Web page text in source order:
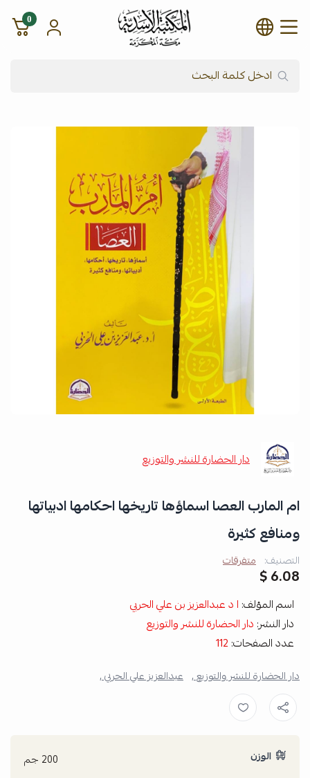
شركة المكتبة الأسدية للنشر
0
دار الحضارة للنشر والتوزيع
ام المارب العصا اسماؤها تاريخها احكامها ادبياتها
ومنافع كثيرة
التصنيف: متفرقات
6.08 $
اسم المؤلف: ا د عبدالعزيز بن علي الحربي
دار النشر: دار الحضارة للنشر والتوزيع
عدد الصفحات: 112
دار الحضارة للنشر والتوزيع , عبدالعزيز علي الحربي ,
الوزن 200 جم